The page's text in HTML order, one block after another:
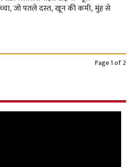
जो पतले दस्‍त, खून की कमी, मुंह से
Page 1 of 2